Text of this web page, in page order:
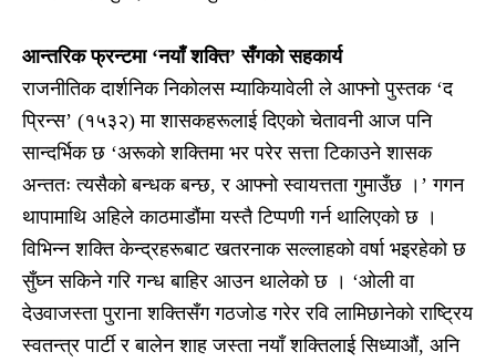
आन्तरिक फ्रन्टमा ‘नयाँ शक्ति’ सँगको सहकार्य
राजनीतिक दार्शनिक निकोलस म्याकियावेली ले आफ्नो पुस्तक ‘द
प्रिन्स’ (१५३२) मा शासकहरूलाई दिएको चेतावनी आज पनि
सान्दर्भिक छ ‘अरूको शक्तिमा भर परेर सत्ता टिकाउने शासक
अन्ततः त्यसैको बन्धक बन्छ, र आफ्नो स्वायत्तता गुमाउँछ ।’ गगन
थापामाथि अहिले काठमाडौंमा यस्तै टिप्पणी गर्न थालिएको छ ।
विभिन्न शक्ति केन्द्रहरूबाट खतरनाक सल्लाहको वर्षा भइरहेको छ
सुँघ्न सकिने गरि गन्ध बाहिर आउन थालेको छ । ‘ओली वा
देउवाजस्ता पुराना शक्तिसँग गठजोड गरेर रवि लामिछानेको राष्ट्रिय
स्वतन्त्र पार्टी र बालेन शाह जस्ता नयाँ शक्तिलाई सिध्याऔं, अनि